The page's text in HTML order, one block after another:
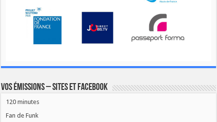
Vos émissions – Sites et Facebook
120 minutes
Fan de Funk